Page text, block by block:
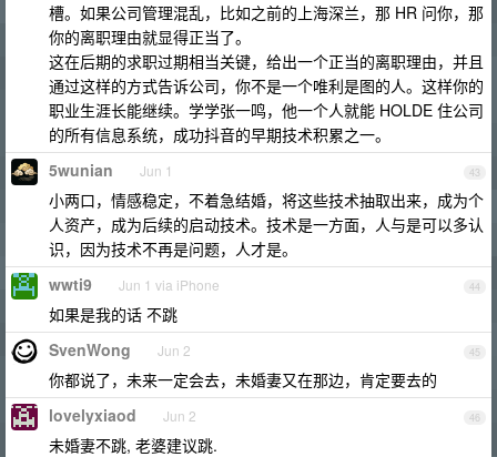
槽。如果公司管理混乱，比如之前的上海深兰，那 HR 问你，那
你的离职理由就显得正当了。
这在后期的求职过期相当关键，给出一个正当的离职理由，并且
通过这样的方式告诉公司，你不是一个唯利是图的人。这样你的
职业生涯长能继续。学学张一鸣，他一个人就能 HOLDE 住公司
的所有信息系统，成功抖音的早期技术积累之一。
43
5wunian Jun 1
小两口，情感稳定，不着急结婚，将这些技术抽取出来，成为个
人资产，成为后续的启动技术。技术是一方面，人与是可以多认
识，因为技术不再是问题，人才是。
44
wwti9 Jun 1 via iPhone
如果是我的话 不跳
45
SvenWong Jun 2
你都说了，未来一定会去，未婚妻又在那边，肯定要去的
46
lovelyxiaod Jun 2
未婚妻不跳, 老婆建议跳.